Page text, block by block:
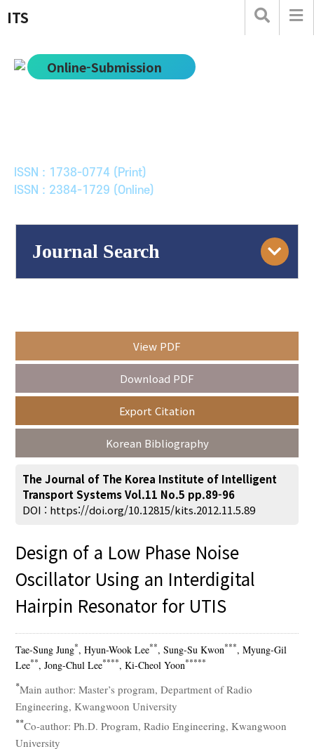
ITS
Online-Submission
ISSN : 1738-0774 (Print)
ISSN : 2384-1729 (Online)
Journal Search
Year(s) :
to
Adode Reader(link)
View PDF
Download PDF
Export Citation
Korean Bibliography
The Journal of The Korea Institute of Intelligent
Transport Systems Vol.11 No.5 pp.89-96
DOI : https://doi.org/10.12815/kits.2012.11.5.89
Design of a Low Phase Noise
Oscillator Using an Interdigital
Hairpin Resonator for UTIS
Tae-Sung Jung*, Hyun-Wook Lee**, Sung-Su Kwon***, Myung-Gil
Lee**, Jong-Chul Lee****, Ki-Cheol Yoon*****
*Main author: Master’s program, Department of Radio
Engineering, Kwangwoon University
**Co-author: Ph.D. Program, Radio Engineering, Kwangwoon
University